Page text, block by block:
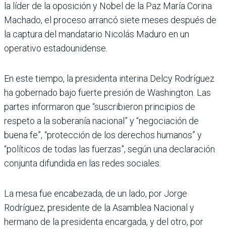
la líder de la oposición y Nobel de la Paz María Corina
Machado, el proceso arrancó siete meses después de
la captura del mandatario Nicolás Maduro en un
operativo estadounidense.
En este tiempo, la presidenta interina Delcy Rodríguez
ha gobernado bajo fuerte presión de Washington. Las
partes informaron que “suscribieron principios de
respeto a la soberanía nacional” y “negociación de
buena fe”, “protección de los derechos humanos” y
“políticos de todas las fuerzas”, según una declaración
conjunta difundida en las redes sociales.
La mesa fue encabezada, de un lado, por Jorge
Rodríguez, presidente de la Asamblea Nacional y
hermano de la presidenta encargada, y del otro, por